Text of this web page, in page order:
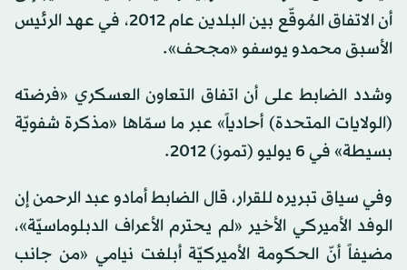
أن الاتفاق المُوقّع بين البلدين عام 2012، في عهد الرئيس
الأسبق محمدو يوسفو «مجحف».
وشدد الضابط على أن اتفاق التعاون العسكري «فرضته
(الولايات المتحدة) أحادياً» عبر ما سمّاها «مذكرة شفويّة
بسيطة» في 6 يوليو (تموز) 2012.
وفي سياق تبريره للقرار، قال الضابط أمادو عبد الرحمن إن
الوفد الأميركي الأخير «لم يحترم الأعراف الدبلوماسيّة»،
مضيفاً أنّ الحكومة الأميركيّة أبلغت نيامي «من جانب